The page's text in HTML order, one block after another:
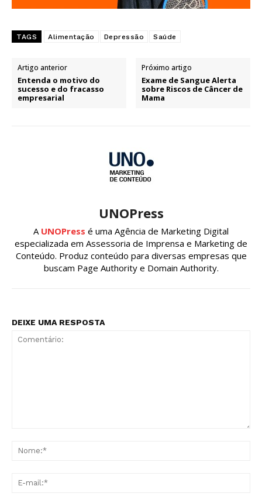
TAGS Alimentação Depressão Saúde
Artigo anterior
Entenda o motivo do
sucesso e do fracasso
empresarial
Próximo artigo
Exame de Sangue Alerta
sobre Riscos de Câncer de
Mama
UNOPress
A UNOPress é uma Agência de Marketing Digital
especializada em Assessoria de Imprensa e Marketing de
Conteúdo. Produz conteúdo para diversas empresas que
buscam Page Authority e Domain Authority.
DEIXE UMA RESPOSTA